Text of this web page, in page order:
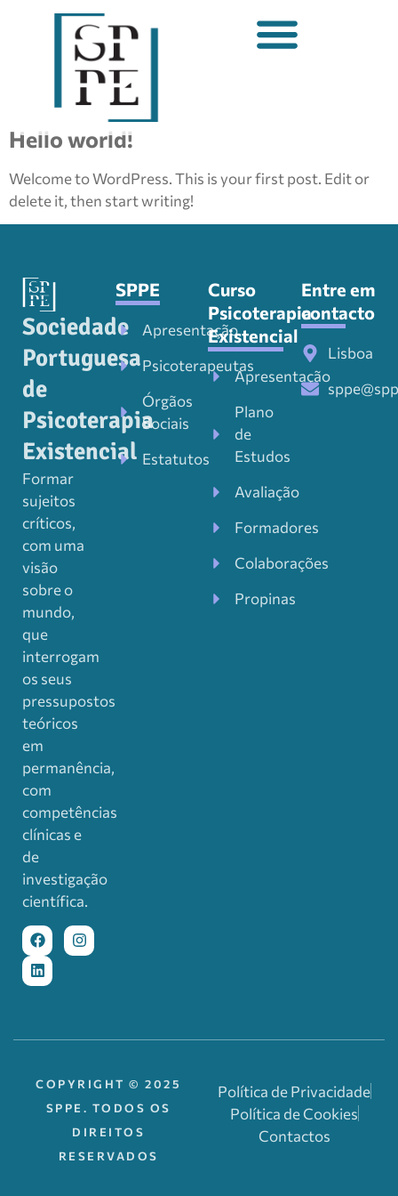
Hello world!
Welcome to WordPress. This is your first post. Edit or
delete it, then start writing!
Sociedade
Portuguesa
de
Psicoterapia
Existencial
Formar
sujeitos
críticos,
com uma
visão
sobre o
mundo,
que
interrogam
os seus
pressupostos
teóricos
em
permanência,
com
competências
clínicas e
de
investigação
científica.
SPPE
Apresentação
Psicoterapeutas
Órgãos
Sociais
Estatutos
Curso
Psicoterapia
Existencial
Apresentação
Plano
de
Estudos
Avaliação
Formadores
Colaborações
Propinas
Entre em
contacto
Lisboa
COPYRIGHT © 2025
SPPE. TODOS OS
DIREITOS
RESERVADOS
Política de Privacidade
Política de Cookies
Contactos